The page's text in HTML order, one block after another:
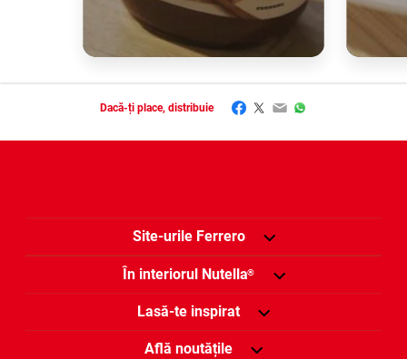
Dacă-ți place, distribuie Facebook
Twitter
EmailWhatsApp
Site-urile Ferrero
În interiorul Nutella®
Lasă-te inspirat
Află noutățile